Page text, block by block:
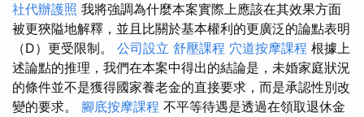
社代辦護照 我將強調為什麼本案實際上應該在其效果方面
被更狹隘地解釋，並且比關於基本權利的更廣泛的論點表明
（D）更受限制。 公司設立 舒壓課程 穴道按摩課程 根據上
述論點的推理，我們在本案中得出的結論是，未婚家庭狀況
的條件並不是獲得國家養老金的直接要求，而是承認性別改
變的要求。 腳底按摩課程 不平等待遇是透過在領取退休金